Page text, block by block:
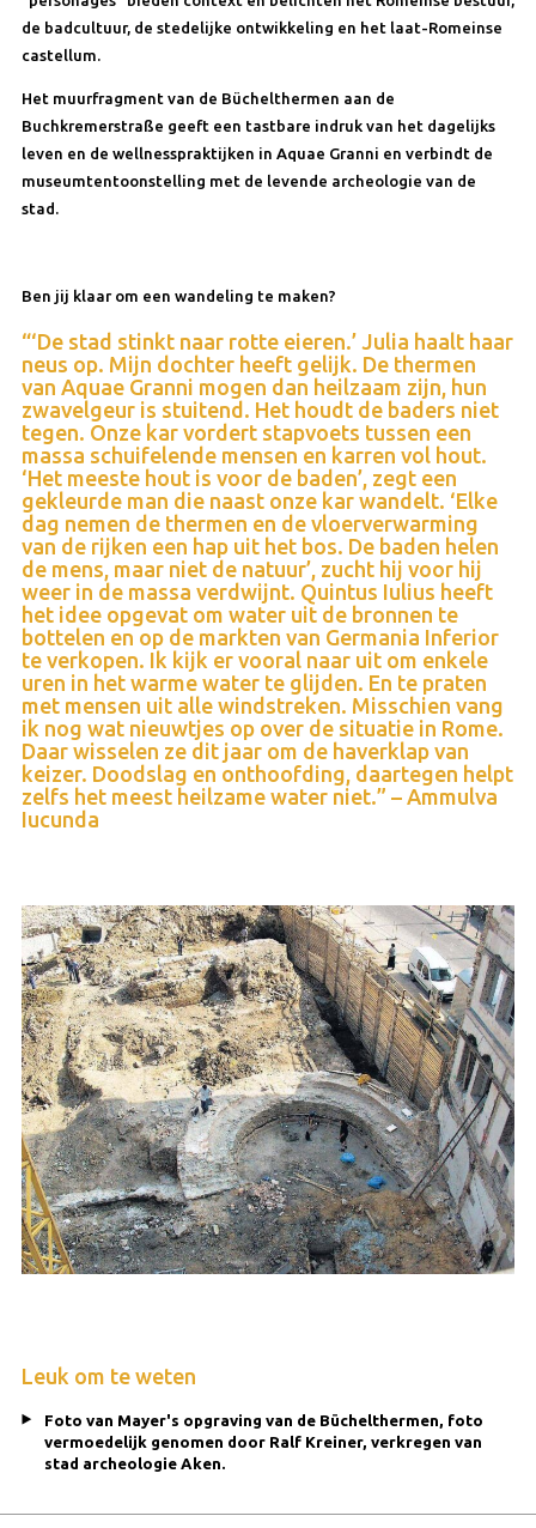
de badcultuur, de stedelijke ontwikkeling en het laat-Romeinse
castellum.
Het muurfragment van de Büchelthermen aan de
Buchkremerstraße geeft een tastbare indruk van het dagelijks
leven en de wellnesspraktijken in Aquae Granni en verbindt de
museumtentoonstelling met de levende archeologie van de
stad.
Ben jij klaar om een wandeling te maken?
“‘De stad stinkt naar rotte eieren.’ Julia haalt haar
neus op. Mijn dochter heeft gelijk. De thermen
van Aquae Granni mogen dan heilzaam zijn, hun
zwavelgeur is stuitend. Het houdt de baders niet
tegen. Onze kar vordert stapvoets tussen een
massa schuifelende mensen en karren vol hout.
‘Het meeste hout is voor de baden’, zegt een
gekleurde man die naast onze kar wandelt. ‘Elke
dag nemen de thermen en de vloerverwarming
van de rijken een hap uit het bos. De baden helen
de mens, maar niet de natuur’, zucht hij voor hij
weer in de massa verdwijnt. Quintus Iulius heeft
het idee opgevat om water uit de bronnen te
bottelen en op de markten van Germania Inferior
te verkopen. Ik kijk er vooral naar uit om enkele
uren in het warme water te glijden. En te praten
met mensen uit alle windstreken. Misschien vang
ik nog wat nieuwtjes op over de situatie in Rome.
Daar wisselen ze dit jaar om de haverklap van
keizer. Doodslag en onthoofding, daartegen helpt
zelfs het meest heilzame water niet.” – Ammulva
Iucunda
Leuk om te weten
Foto van Mayer's opgraving van de Büchelthermen, foto
vermoedelijk genomen door Ralf Kreiner, verkregen van
stad archeologie Aken.